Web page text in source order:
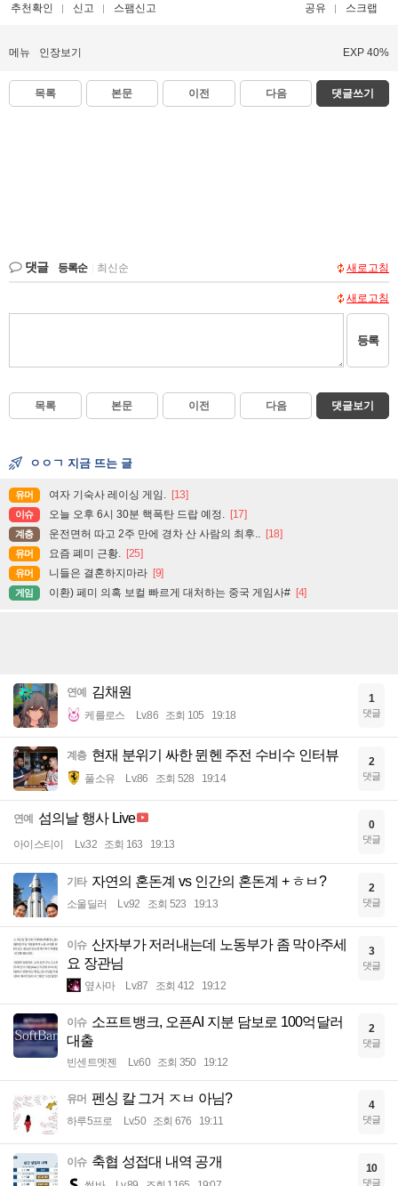
추천확인 신고 스팸신고 공유 스크랩
메뉴 인장보기 EXP 40%
목록 본문 이전 다음 댓글쓰기
댓글 등록순 최신순 새로고침
새로고침
등록
목록 본문 이전 다음 댓글보기
ㅇㅇㄱ 지금 뜨는 글
유머 여자 기숙사 레이싱 게임. [13]
이슈 오늘 오후 6시 30분 핵폭탄 드랍 예정. [17]
계층 운전면허 따고 2주 만에 경차 산 사람의 최후.. [18]
유머 요즘 폐미 근황. [25]
유머 니들은 결혼하지마라 [9]
게임 이환) 페미 의혹 보컬 빠르게 대처하는 중국 게임사# [4]
연예 김채원
케를로스 Lv.86 조회 105 19:18
1
댓글
계층 현재 분위기 싸한 뮌헨 주전 수비수 인터뷰
풀소유 Lv.86 조회 528 19:14
2
댓글
연예 섬의날 행사 Live
아이스티이 Lv.32 조회 163 19:13
0
댓글
기타 자연의 혼돈계 vs 인간의 혼돈계 + ㅎㅂ?
소울딜러 Lv.92 조회 523 19:13
2
댓글
이슈 산자부가 저러내는데 노동부가 좀 막아주세
요 장관님
옆사마 Lv.87 조회 412 19:12
3
댓글
이슈 소프트뱅크, 오픈AI 지분 담보로 100억달러
대출
빈센트멧젠 Lv.60 조회 350 19:12
2
댓글
유머 펜싱 칼 그거 ㅈㅂ 아님?
하루5프로 Lv.50 조회 676 19:11
4
댓글
이슈 축협 성접대 내역 공개 10
댓글